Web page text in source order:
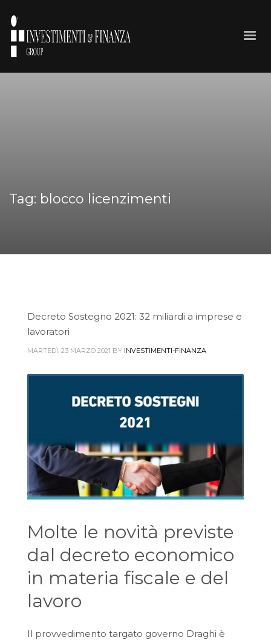
Tag: blocco licenzimenti
Decreto Sostegno 2021: 32 miliardi a imprese e
lavoratori
MARTEDÌ, 23 MARZO 2021 BY INVESTIMENTI-FINANZA
Molte le novità previste
dal decreto economico
in materia fiscale e del
lavoro
Il provvedimento targato governo Draghi è